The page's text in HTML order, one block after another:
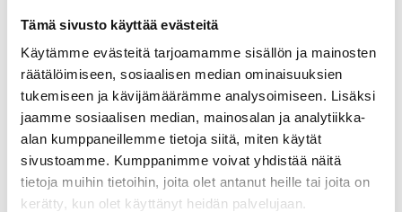
Tämä sivusto käyttää evästeitä
Käytämme evästeitä tarjoamamme sisällön ja mainosten
räätälöimiseen, sosiaalisen median ominaisuuksien
tukemiseen ja kävijämäärämme analysoimiseen. Lisäksi
jaamme sosiaalisen median, mainosalan ja analytiikka-
alan kumppaneillemme tietoja siitä, miten käytät
sivustoamme. Kumppanimme voivat yhdistää näitä
tietoja muihin tietoihin, joita olet antanut heille tai joita on
kerätty, kun olet käyttänyt heidän palvelujaan.
vuotiaat voivat edelleen varata rokotusaikoja.
• Rokotusaikoja voi varatati 4.5.2021 ja ke 5.5.2021 klo 8-
15tai niin kauan kuin aikoja riittää jaettavaksi.
Ajanvarauksen puhelinnumero onRautalammille 044
4131 280. Puhelut ohjautuvat
takaisinsoittojärjestelmään. Otamme terveysasemalta
yhteyttä soittaneisiin sen mukaisesti, miten saamme
rokotteita kuntayhtymään.